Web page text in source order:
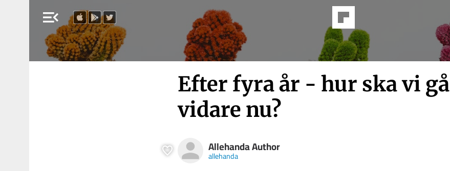
menu_open
Efter fyra år - hur ska vi gå
vidare nu?
Allehanda Author
allehanda